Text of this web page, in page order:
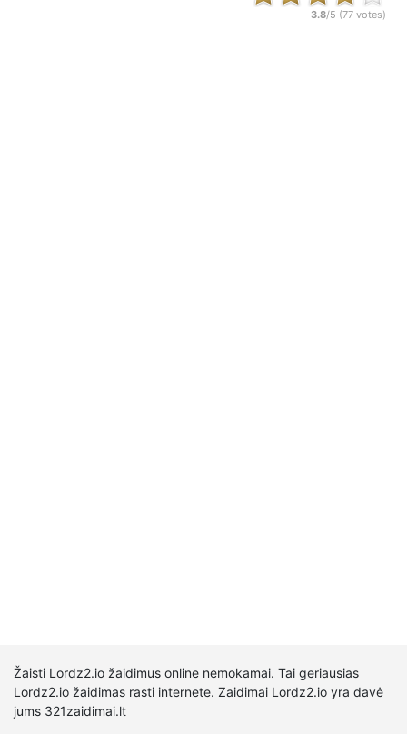
3.8/5 (77 votes)
Žaisti Lordz2.io žaidimus online nemokamai. Tai geriausias
Lordz2.io žaidimas rasti internete. Zaidimai Lordz2.io yra davė
jums 321zaidimai.lt